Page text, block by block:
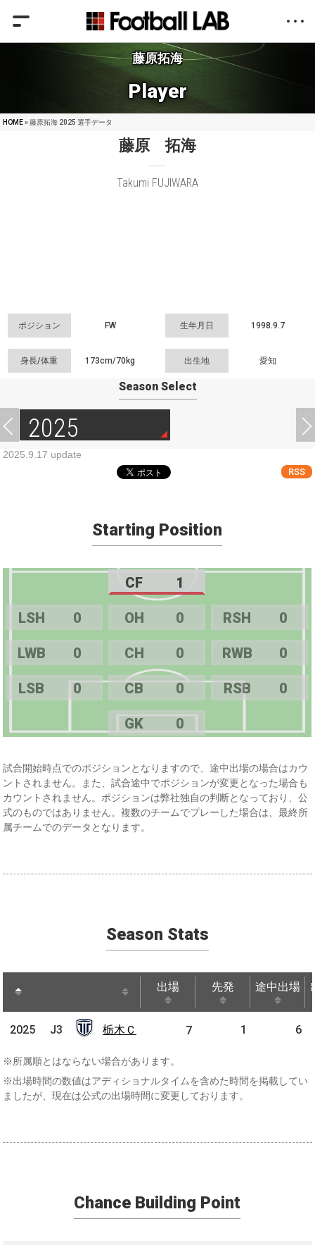
藤原拓海
Player
HOME» 藤原拓海 2025 選手データ
藤原 拓海
Takumi FUJIWARA
ポジション FW 生年月日 1998.9.7
身長/体重 173cm/70kg 出生地 愛知
Season Select
2025
2025.9.17 update
RSS
Starting Position
CF 1
LSH 0 OH 0 RSH 0
LWB 0 CH 0 RWB 0
LSB 0 CB 0 RSB 0
GK 0
試合開始時点でのポジションとなりますので、途中出場の場合はカウ
ントされません。また、試合途中でポジションが変更となった場合も
カウントされません。ポジションは弊社独自の判断となっており、公
式のものではありません。複数のチームでプレーした場合は、最終所
属チームでのデータとなります。
Season Stats
出場 先発 途中出場
2025 J3
栃木
Ｃ
7 1 6
2025 J3 栃木Ｃ
※所属順とはならない場合があります。
※出場時間の数値はアディショナルタイムを含めた時間を掲載してい
ましたが、現在は公式の出場時間に変更しております。
Chance Building Point